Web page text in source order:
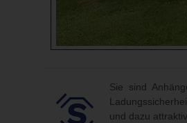
Sie sind
und dazu